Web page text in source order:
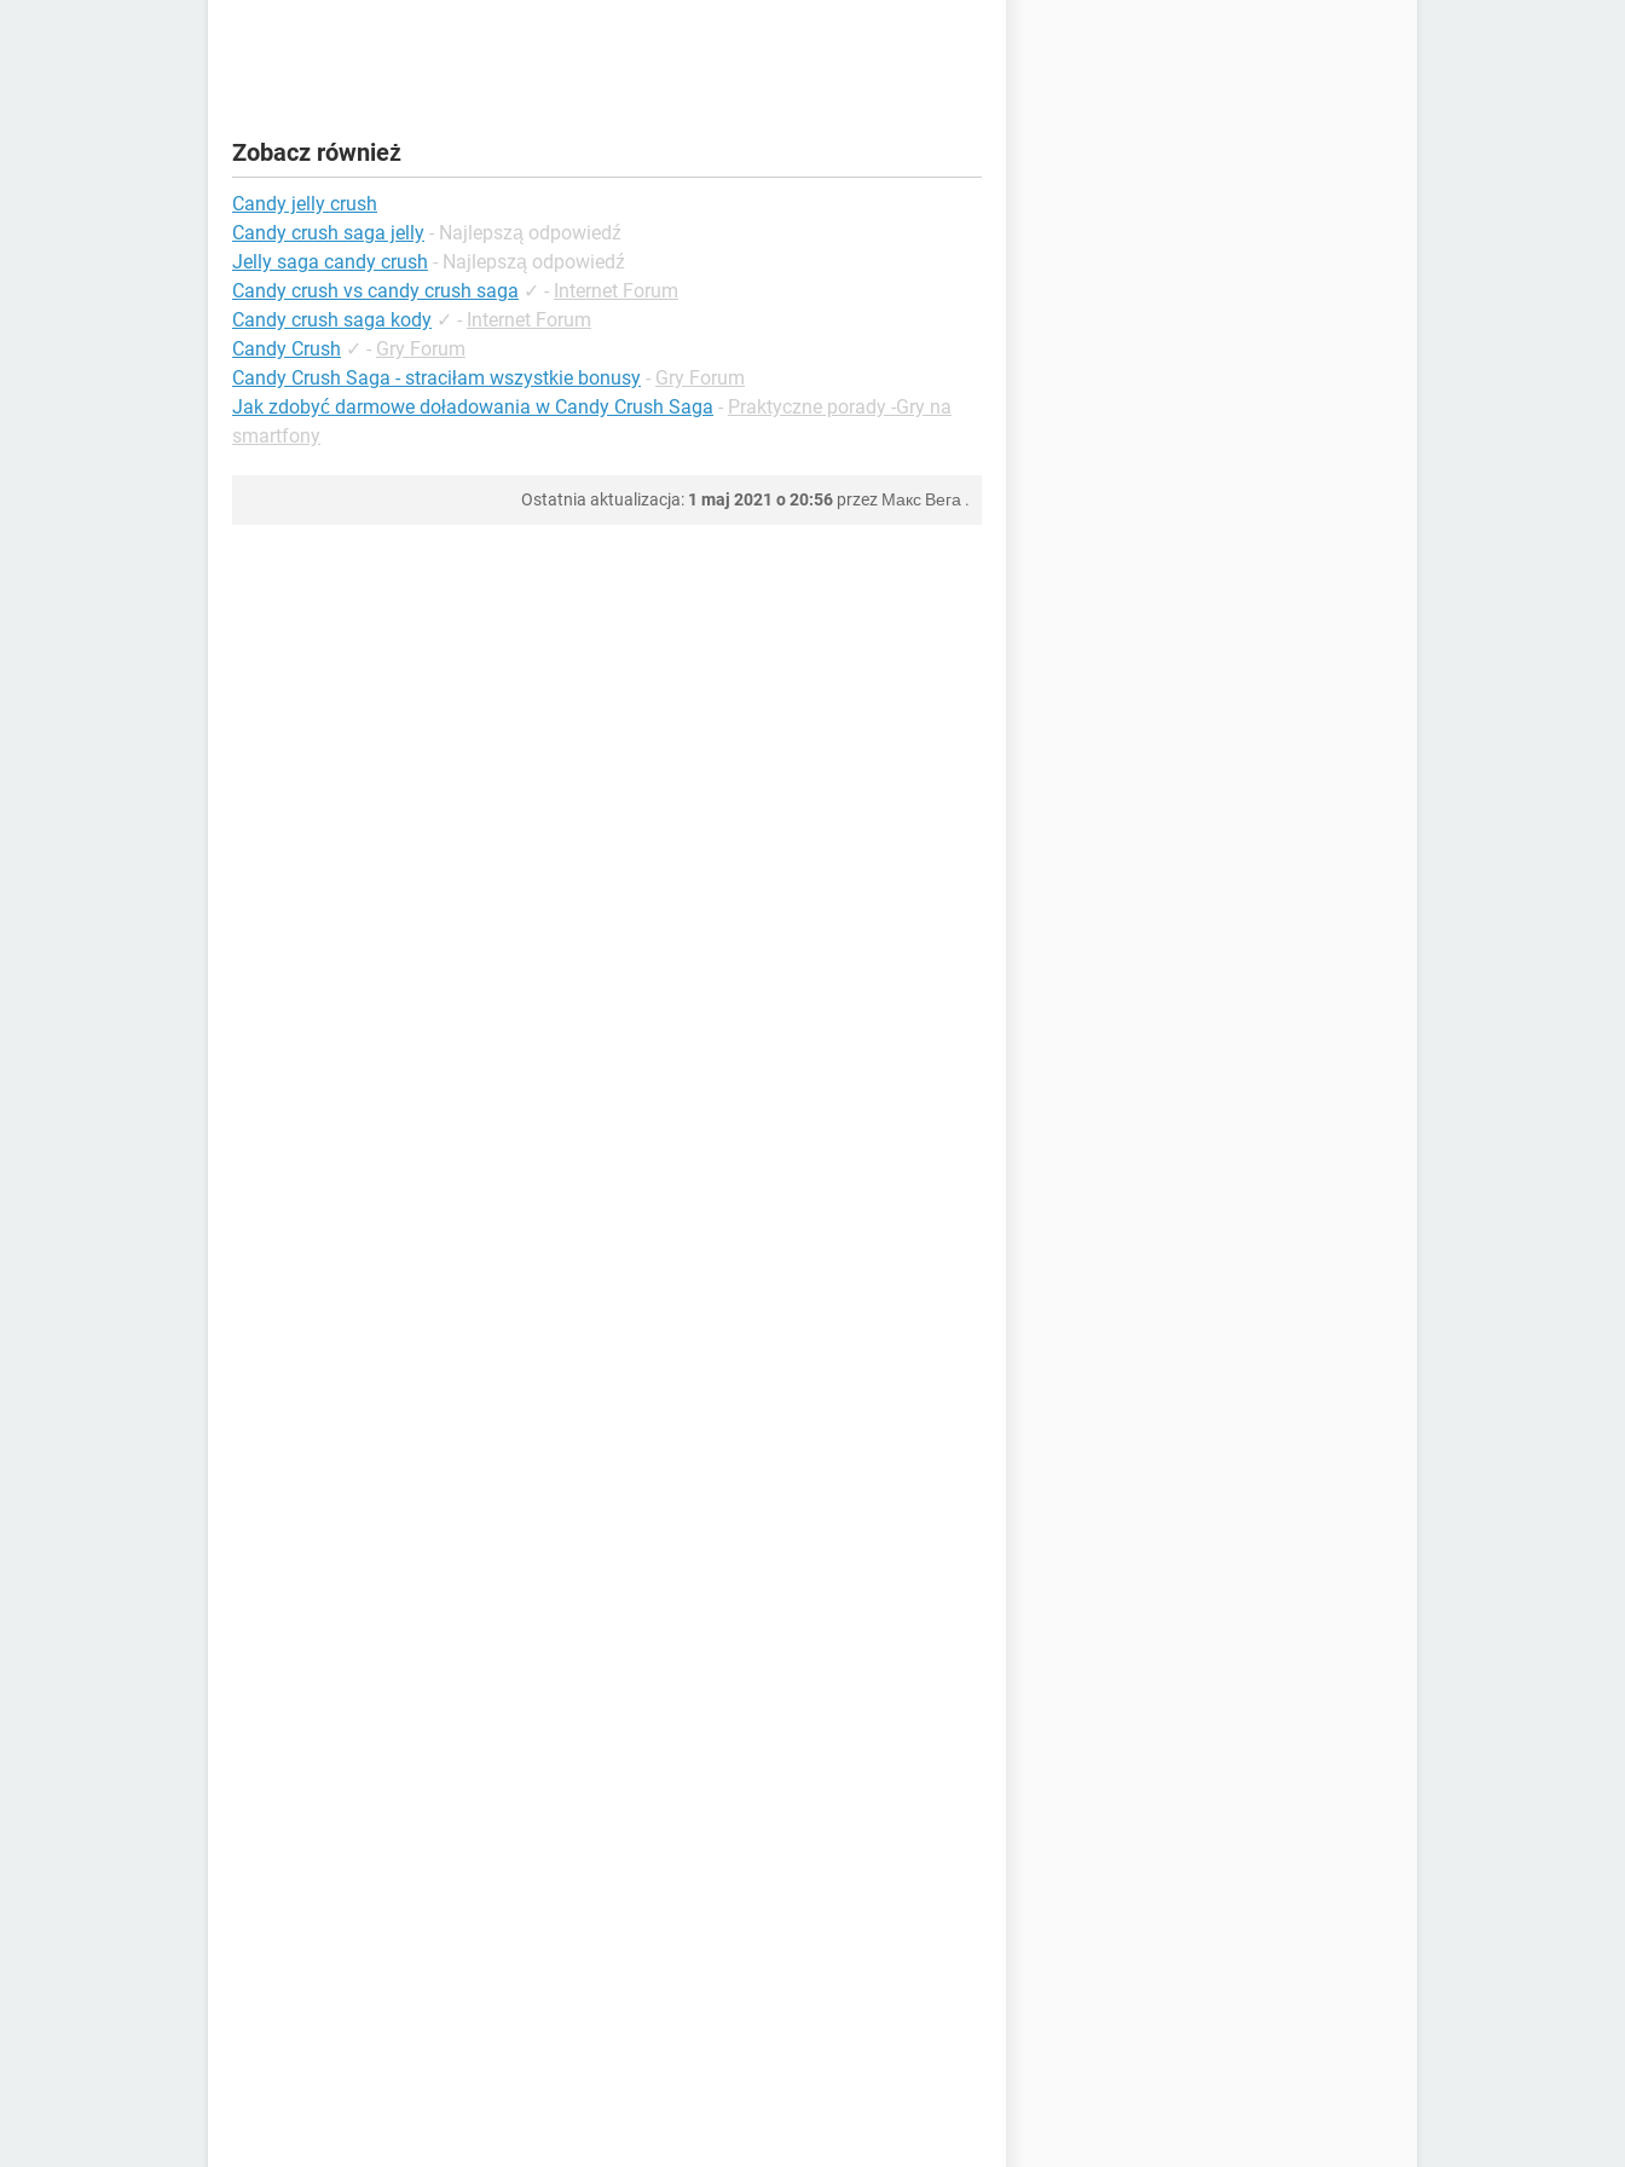
Zobacz również
Candy jelly crush
Candy crush saga jelly - Najlepszą odpowiedź
Jelly saga candy crush - Najlepszą odpowiedź
Candy crush vs candy crush saga ✓ - Internet Forum
Candy crush saga kody ✓ - Internet Forum
Candy Crush ✓ - Gry Forum
Candy Crush Saga - straciłam wszystkie bonusy - Gry Forum
Jak zdobyć darmowe doładowania w Candy Crush Saga - Praktyczne porady -Gry na
smartfony
Ostatnia aktualizacja: 1 maj 2021 o 20:56 przez Макс Вега .